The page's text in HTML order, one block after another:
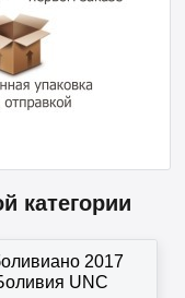
категории
2017
UNC